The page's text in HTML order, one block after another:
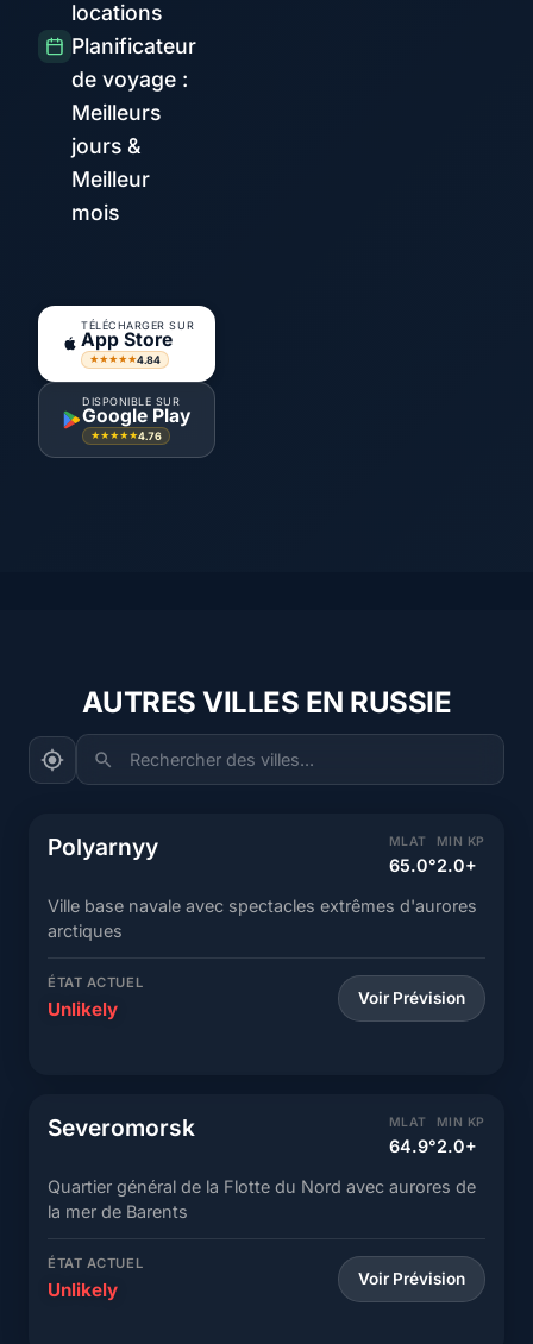
locations
Planificateur
de voyage :
Meilleurs
jours &
Meilleur
mois
TÉLÉCHARGER SUR
App Store
★★★★★4.84
DISPONIBLE SUR
Google Play
★★★★★4.76
AUTRES VILLES EN RUSSIE
Rechercher des villes...
Polyarnyy MLAT
65.0°
MIN KP
2.0+
Ville base navale avec spectacles extrêmes d'aurores
arctiques
ÉTAT ACTUEL
Unlikely Voir Prévision
Severomorsk MLAT
64.9°
MIN KP
2.0+
Quartier général de la Flotte du Nord avec aurores de
la mer de Barents
ÉTAT ACTUEL
Unlikely Voir Prévision